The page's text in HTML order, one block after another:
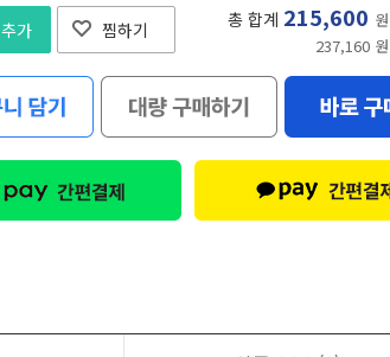
가 찜하기 총 합계 215,600
237,160